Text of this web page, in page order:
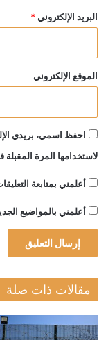
البريد الإلكتروني *
الموقع الإلكتروني
احفظ اسمي، بريدي
لاستخدامها المرة المقبلة
أعلمني بمتابعة
أعلمني بالمواضيع
مقالات ذات صلة